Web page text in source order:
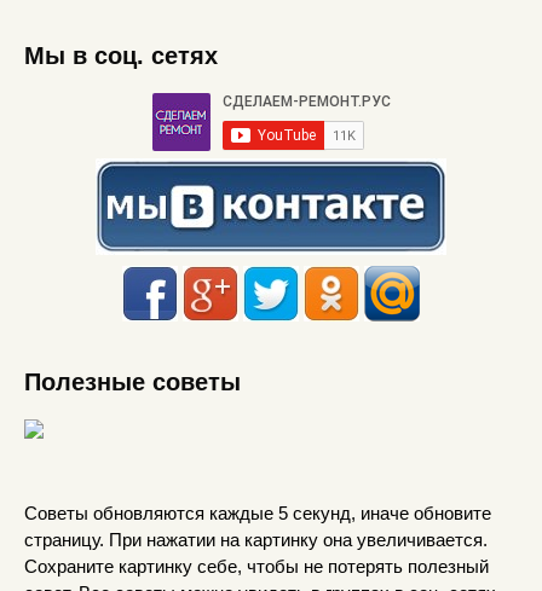
Мы в соц. сетях
Полезные советы
Советы обновляются каждые 5 секунд, иначе обновите
страницу. При нажатии на картинку она увеличивается.
Сохраните картинку себе, чтобы не потерять полезный